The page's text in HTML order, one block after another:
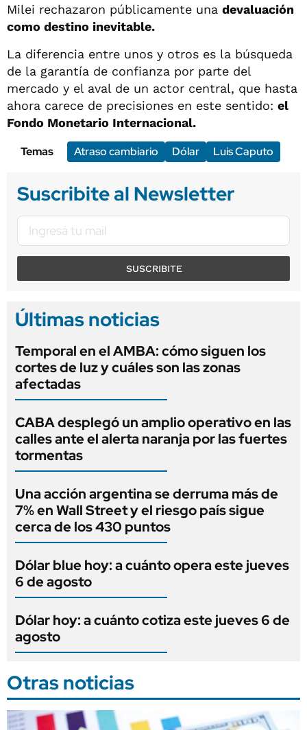
Milei rechazaron públicamente una devaluación
como destino inevitable.
La diferencia entre unos y otros es la búsqueda
de la garantía de confianza por parte del
mercado y el aval de un actor central, que hasta
ahora carece de precisiones en este sentido: el
Fondo Monetario Internacional.
Temas
Atraso cambiario Dólar Luis Caputo
Suscribite al Newsletter
SUSCRIBITE
Últimas noticias
Temporal en el AMBA: cómo siguen los
cortes de luz y cuáles son las zonas
afectadas
CABA desplegó un amplio operativo en las
calles ante el alerta naranja por las fuertes
tormentas
Una acción argentina se derruma más de
7% en Wall Street y el riesgo país sigue
cerca de los 430 puntos
Dólar blue hoy: a cuánto opera este jueves
6 de agosto
Dólar hoy: a cuánto cotiza este jueves 6 de
agosto
Otras noticias